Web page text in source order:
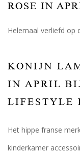
ROSE IN
Helemaal verliefd op
KONIJN
IN APRIL
LIFESTYLE
Het hippe franse
kinderkamer